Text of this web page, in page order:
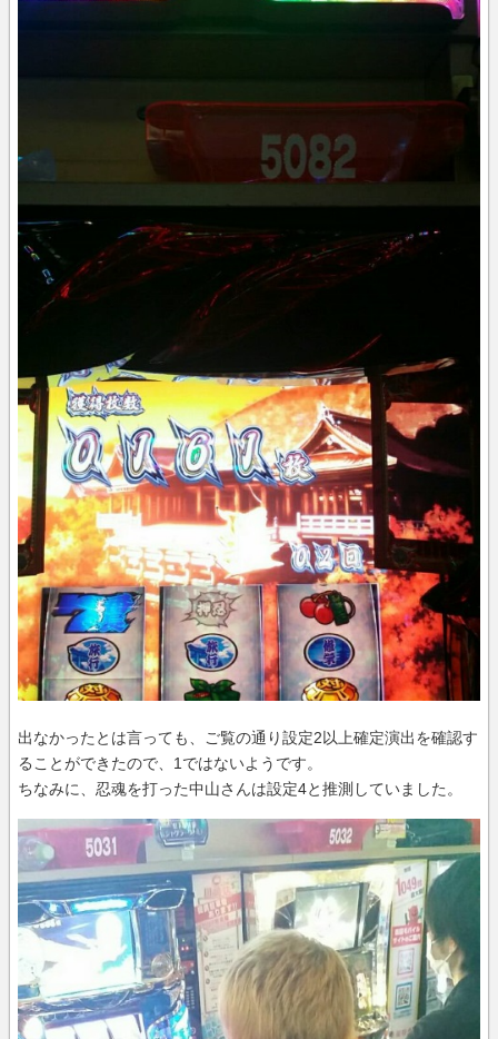
出なかったとは言っても、ご覧の通り設定2以上確定演出を確認す
ることができたので、1ではないようです。
ちなみに、忍魂を打った中山さんは設定4と推測していました。